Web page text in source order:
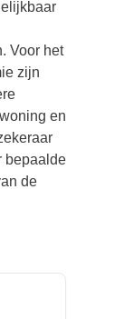
Voor het
zijn
en
bepaalde
de